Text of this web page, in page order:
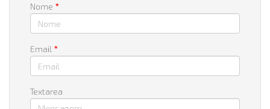
Nome *
Email *
Textarea